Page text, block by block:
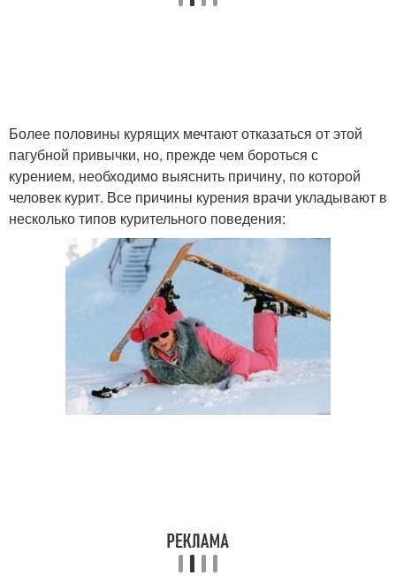
Более половины курящих мечтают отказаться от этой
пагубной привычки, но, прежде чем бороться с
курением, необходимо выяснить причину, по которой
человек курит. Все причины курения врачи укладывают в
несколько типов курительного поведения: